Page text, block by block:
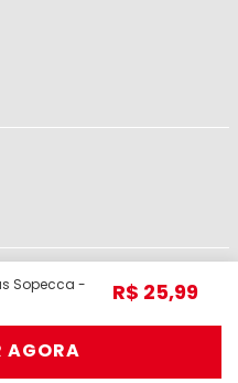
Sopecca -
R$ 25,99
AGORA
590 | Telefone: (91) 98403-